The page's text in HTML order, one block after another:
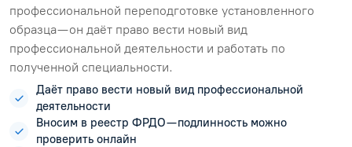
профессиональной переподготовке установленного
образца — он даёт право вести новый вид
профессиональной деятельности и работать по
полученной специальности.
Даёт право вести новый вид профессиональной
деятельности
Вносим в реестр ФРДО — подлинность можно
проверить онлайн